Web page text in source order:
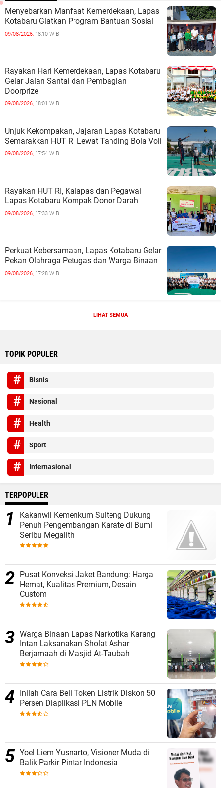
Menyebarkan Manfaat Kemerdekaan, Lapas
Kotabaru Giatkan Program Bantuan Sosial
09/08/2026, 18:10 WIB
Rayakan Hari Kemerdekaan, Lapas Kotabaru
Gelar Jalan Santai dan Pembagian
Doorprize
09/08/2026, 18:01 WIB
Unjuk Kekompakan, Jajaran Lapas Kotabaru
Semarakkan HUT RI Lewat Tanding Bola Voli
09/08/2026, 17:54 WIB
Rayakan HUT RI, Kalapas dan Pegawai
Lapas Kotabaru Kompak Donor Darah
09/08/2026, 17:33 WIB
Perkuat Kebersamaan, Lapas Kotabaru Gelar
Pekan Olahraga Petugas dan Warga Binaan
09/08/2026, 17:28 WIB
LIHAT SEMUA
TOPIK POPULER
Bisnis
Nasional
Health
Sport
Internasional
TERPOPULER
Kakanwil Kemenkum Sulteng Dukung
Penuh Pengembangan Karate di Bumi
Seribu Megalith
Pusat Konveksi Jaket Bandung: Harga
Hemat, Kualitas Premium, Desain
Custom
Warga Binaan Lapas Narkotika Karang
Intan Laksanakan Sholat Ashar
Berjamaah di Masjid At-Taubah
Inilah Cara Beli Token Listrik Diskon 50
Persen Diaplikasi PLN Mobile
Yoel Liem Yusnarto, Visioner Muda di
Balik Parkir Pintar Indonesia